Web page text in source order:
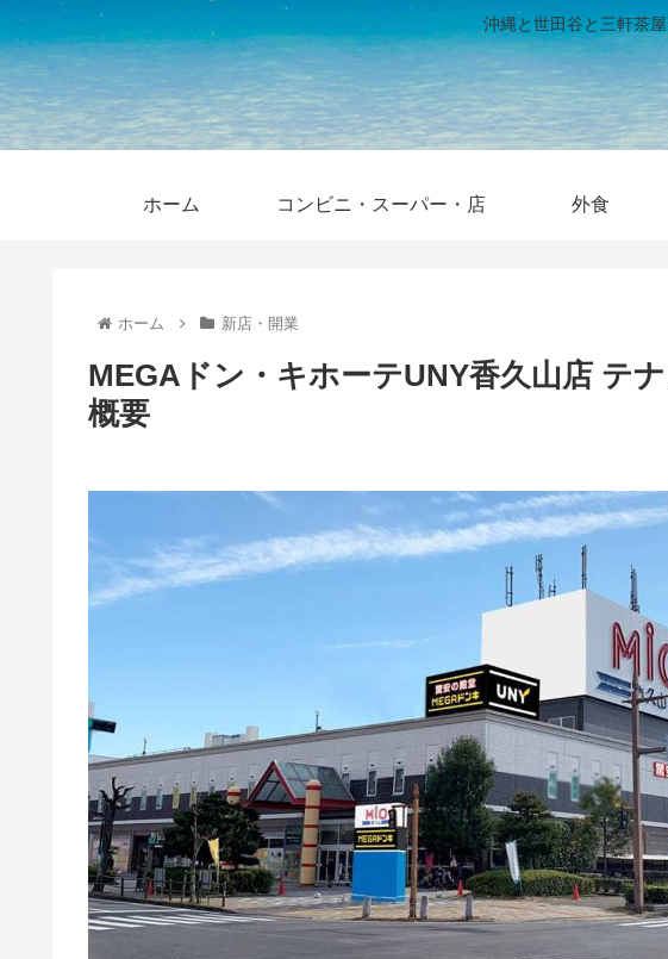
沖縄と世田谷と三軒茶
ホーム コンビニ・スーパー・店 外食
ホーム 新店・開業
MEGAドン・キホーテUNY香久山店 テ
概要